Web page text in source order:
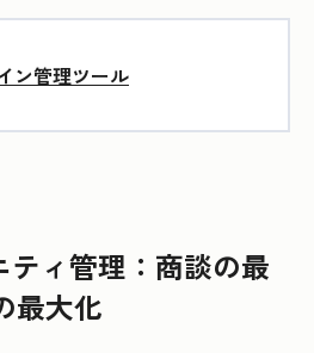
ン管理ツール
ティ管理：商談の最
最大化